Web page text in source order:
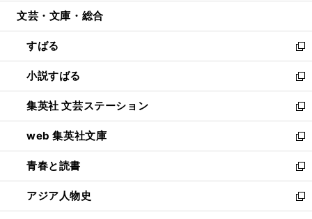
開
く
ウ
で
開
く
ウ
ン
ド
ウ
で
開
く
文芸・文庫・総合
すばる
新
し
い
ウ
ィ
ン
ド
ウ
で
開
く
小説すばる
新
し
い
ウ
ィ
ン
ド
ウ
で
開
集英社 文芸ステーション
新
し
い
ウ
ィ
ン
ド
ウ
web 集英社文庫
新
し
い
ウ
ィ
ン
青春と読書
新
し
い
ウ
アジア人物史
新
し